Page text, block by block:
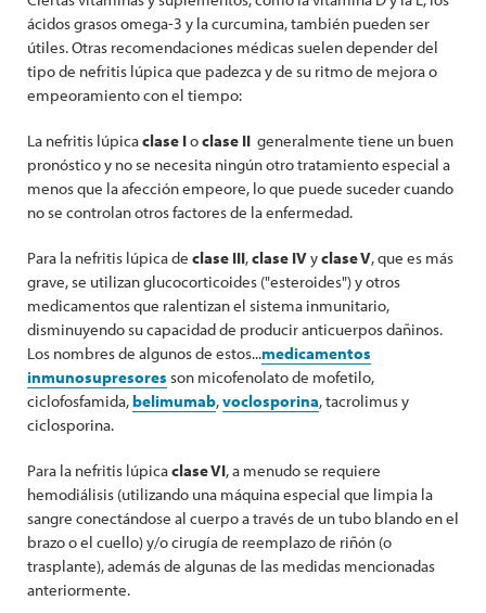
ácidos grasos omega-3 y la curcumina, también pueden ser
útiles. Otras recomendaciones médicas suelen depender del
tipo de nefritis lúpica que padezca y de su ritmo de mejora o
empeoramiento con el tiempo:
La nefritis lúpicaclase Ioclase II generalmente tiene un buen
pronóstico y no se necesita ningún otro tratamiento especial a
menos que la afección empeore, lo que puede suceder cuando
no se controlan otros factores de la enfermedad.
Para la nefritis lúpica de clase III,clase IVyclase V, que es más
grave, se utilizan glucocorticoides ("esteroides") y otros
medicamentos que ralentizan el sistema inmunitario,
disminuyendo su capacidad de producir anticuerpos dañinos.
Los nombres de algunos de estos...medicamentos
inmunosupresores son micofenolato de mofetilo,
ciclofosfamida,belimumab,voclosporina, tacrolimus y
ciclosporina.
Para la nefritis lúpicaclase VI, a menudo se requiere
hemodiálisis (utilizando una máquina especial que limpia la
sangre conectándose al cuerpo a través de un tubo blando en el
brazo o el cuello) y/o cirugía de reemplazo de riñón (o
trasplante), además de algunas de las medidas mencionadas
anteriormente.